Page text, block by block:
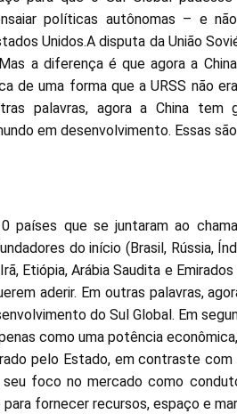
políticas autônomas – e
Unidos.A disputa da União
a diferença é que agora a
de uma forma que a URSS não
palavras, agora a China tem
em desenvolvimento. Essas
países que se juntaram ao
do início (Brasil, Rússia,
Etiópia, Arábia Saudita e
aderir. Em outras palavras,
do Sul Global. Em
como uma potência
pelo Estado, em contraste
foco no mercado como
fornecer recursos, espaço e